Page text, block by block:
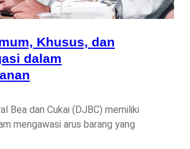
Khusus, dan
dalam
Bea dan Cukai (DJBC) memiliki
mengawasi arus barang yang